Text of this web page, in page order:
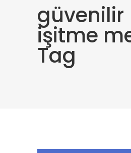
güvenilir
işitme
Tag